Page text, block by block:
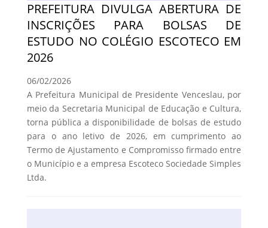
PREFEITURA DIVULGA ABERTURA DE
INSCRIÇÕES PARA BOLSAS DE
ESTUDO NO COLÉGIO ESCOTECO EM
2026
06/02/2026
A Prefeitura Municipal de Presidente Venceslau, por
meio da Secretaria Municipal de Educação e Cultura,
torna pública a disponibilidade de bolsas de estudo
para o ano letivo de 2026, em cumprimento ao
Termo de Ajustamento e Compromisso firmado entre
o Município e a empresa Escoteco Sociedade Simples
Ltda.